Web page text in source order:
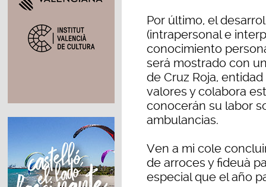
Por último, el
(intrapersonal e
conocimiento
será mostrado con
de Cruz Roja,
valores y colabora
conocerán su labor
ambulancias.
Ven a mi cole
de arroces y fideuà
especial que el año